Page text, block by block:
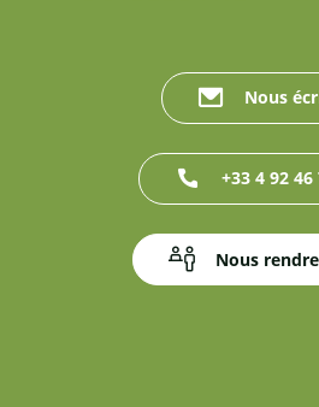
Nous
+33 4 92 46
Nous